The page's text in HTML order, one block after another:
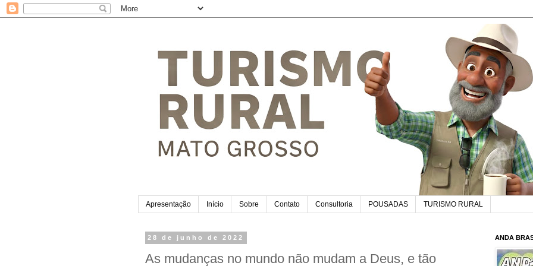
Apresentação Início Sobre Contato Consultoria POUSADAS TURISMO RURAL
28 de junho de 2022
As mudanças no mundo não mudam a Deus, e tão
ANDA